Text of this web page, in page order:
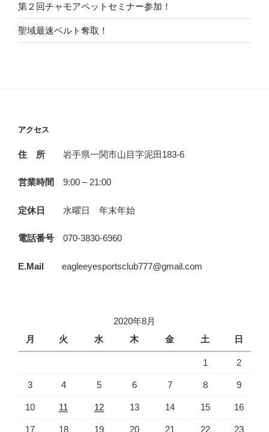
第２回チャモアペットセミナー参加！
聖域最速ベルト奪取！
アクセス
住 所 岩手県一関市山目字泥田183-6
営業時間 9:00 – 21:00
定休日 水曜日 年末年始
電話番号 070-3830-6960
E.Mail eagleeyesportsclub777@gmail.com
2020年8月
月
火 水 木 金 土 日
1 2
3 4 5 6 7 8 9
10 11 12 13 14 15 16
17 18 19 20 21 22 23